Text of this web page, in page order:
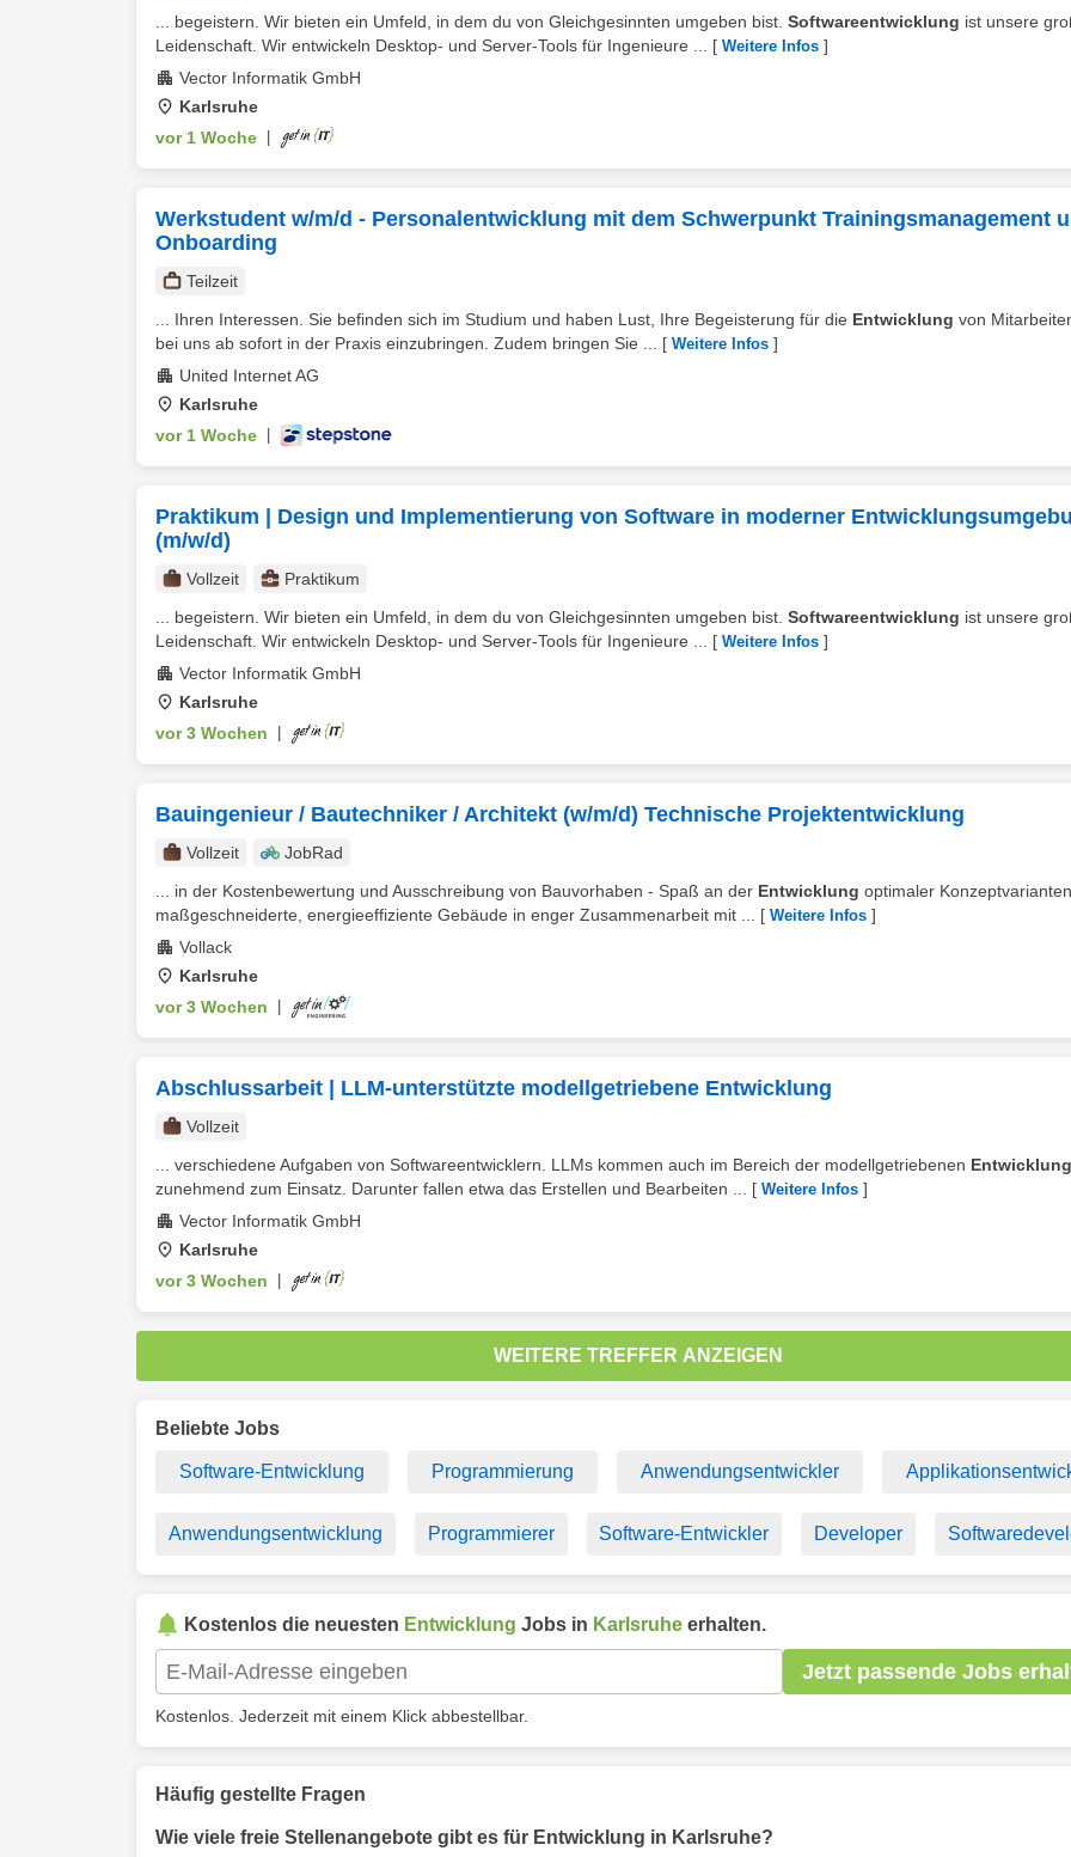
... begeistern. Wir bieten ein Umfeld, in dem du von Gleichgesinnten umgeben bist. Softwareentwicklung ist unsere
Leidenschaft. Wir entwickeln Desktop- und Server-Tools für Ingenieure ...
[ Weitere Infos ]
Vector Informatik GmbH
Karlsruhe
vor 1 Woche
Werkstudent w/m/d - Personalentwicklung mit dem Schwerpunkt Trainingsmanagement
Onboarding
Teilzeit
... Ihren Interessen. Sie befinden sich im Studium und haben Lust, Ihre Begeisterung für die Entwicklung von
bei uns ab sofort in der Praxis einzubringen. Zudem bringen Sie ...
[ Weitere Infos ]
United Internet AG
Karlsruhe
vor 1 Woche
Praktikum | Design und Implementierung von Software in moderner
(m/w/d)
Vollzeit
Praktikum
... begeistern. Wir bieten ein Umfeld, in dem du von Gleichgesinnten umgeben bist. Softwareentwicklung ist unsere
Leidenschaft. Wir entwickeln Desktop- und Server-Tools für Ingenieure ...
[ Weitere Infos ]
Vector Informatik GmbH
Karlsruhe
vor 3 Wochen
Bauingenieur / Bautechniker / Architekt (w/m/d) Technische Projektentwicklung
Vollzeit
JobRad
... in der Kostenbewertung und Ausschreibung von Bauvorhaben - Spaß an der Entwicklung optimaler
maßgeschneiderte, energieeffiziente Gebäude in enger Zusammenarbeit mit ...
[ Weitere Infos ]
Vollack
Karlsruhe
vor 3 Wochen
Abschlussarbeit | LLM-unterstützte modellgetriebene Entwicklung
Vollzeit
... verschiedene Aufgaben von Softwareentwicklern. LLMs kommen auch im Bereich der modellgetriebenen Entwicklung
zunehmend zum Einsatz. Darunter fallen etwa das Erstellen und Bearbeiten ...
[ Weitere Infos ]
Vector Informatik GmbH
Karlsruhe
vor 3 Wochen
WEITERE TREFFER ANZEIGEN
Beliebte Jobs
Software-Entwicklung Programmierung Anwendungsentwickler
Anwendungsentwicklung Programmierer Software-Entwickler Developer
Kostenlos die neuesten Entwicklung Jobs in Karlsruhe erhalten.
Jetzt passende Jobs
Kostenlos. Jederzeit mit einem Klick abbestellbar.
Häufig gestellte Fragen
Wie viele freie Stellenangebote gibt es für Entwicklung in Karlsruhe?